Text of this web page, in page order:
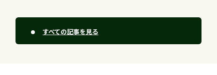
すべての記事を見る